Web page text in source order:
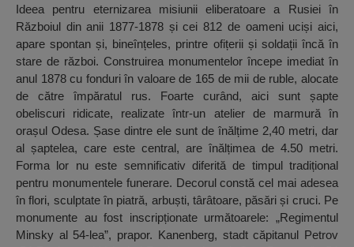
Ideea pentru eternizarea misiunii eliberatoare a Rusiei în
Războiul din anii 1877-1878 și cei 812 de oameni uciși aici,
apare spontan și, bineînțeles, printre ofițerii și soldații încă în
stare de război. Construirea monumentelor începe imediat în
anul 1878 cu fonduri în valoare de 165 de mii de ruble, alocate
de către împăratul rus. Foarte curând, aici sunt șapte
obeliscuri ridicate, realizate într-un atelier de marmură în
orașul Odesa. Șase dintre ele sunt de înălțime 2,40 metri, dar
al șaptelea, care este central, are înălțimea de 4.50 metri.
Forma lor nu este semnificativ diferită de timpul tradițional
pentru monumentele funerare. Decorul constă cel mai adesea
în flori, sculptate în piatră, arbuști, târâtoare, păsări și cruci. Pe
monumente au fost inscripționate următoarele: „Regimentul
Minsky al 54-lea”, prapor. Kanenberg, stadt căpitanul Petrov